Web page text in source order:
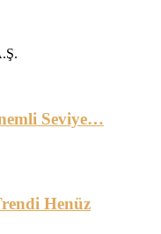
Seviye…
Henüz